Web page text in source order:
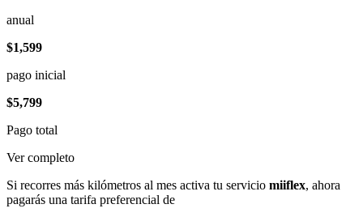
anual
$1,599
pago inicial
$5,799
Pago total
Ver completo
Si recorres más kilómetros al mes activa tu servicio miiflex, ahora
pagarás una tarifa preferencial de